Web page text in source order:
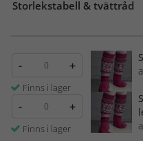
Storlekstabell & tvättråd
- +
Finns i lager
- +
Finns i lager